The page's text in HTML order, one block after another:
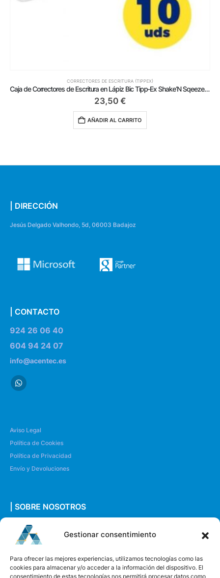
Gestionar consentimiento
Para ofrecer las mejores experiencias, utilizamos tecnologías como las
cookies para almacenar y/o acceder a la información del dispositivo. El
consentimiento de estas tecnologías nos permitirá procesar datos como
CORRECTORES DE ESCRITURA (TIPPEX)
16,75
AÑADIR AL CARRITO
| DIRECCIÓN
Jesús Delgado Valhondo, 5d, 06003 Badajoz
| CONTACTO
924 26 06 40
604 94 24 07
info@acentec.es
Aviso Legal
Política de Cookies
Política de Privacidad
Envío y Devoluciones
| SOBRE NOSOTROS
Quiénes somos
Envíanos un mensaje